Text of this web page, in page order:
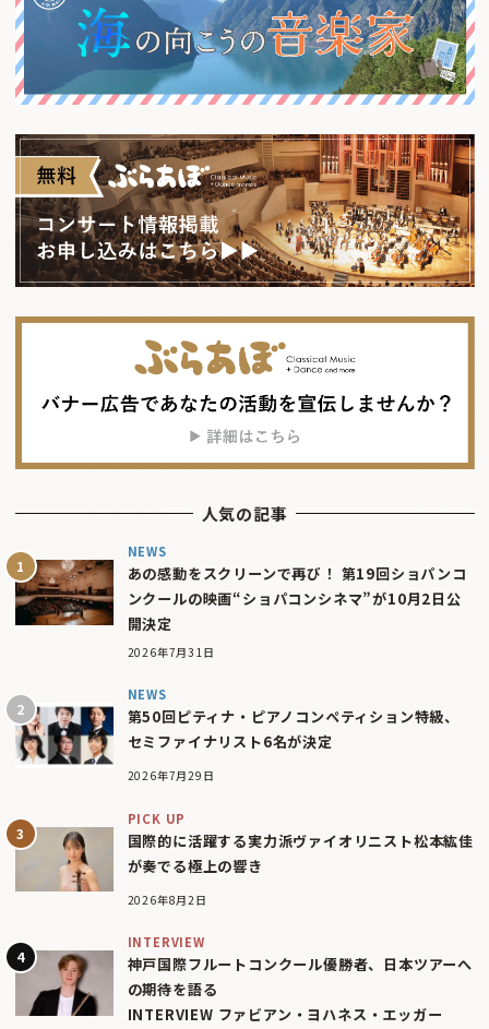
人気の記事
NEWS
あの感動をスクリーンで再び！ 第19回ショパンコ
ンクールの映画“ショパコンシネマ”が10月2日公
開決定
2026年7月31日
NEWS
第50回ピティナ・ピアノコンペティション特級、
セミファイナリスト6名が決定
2026年7月29日
PICK UP
国際的に活躍する実力派ヴァイオリニスト松本紘佳
が奏でる極上の響き
2026年8月2日
INTERVIEW
神戸国際フルートコンクール優勝者、日本ツアーへ
の期待を語る
INTERVIEW ファビアン・ヨハネス・エッガー